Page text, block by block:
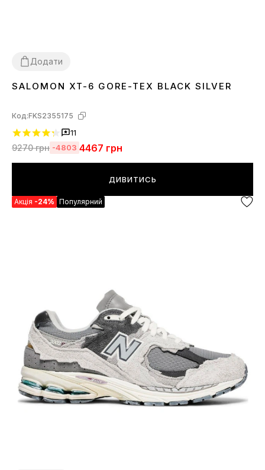
Додати
3637 38 394041 42 43 4445
SALOMON XT-6 GORE-TEX BLACK SILVER
Код:FKS2355175
11
9270грн -4803 4467 грн
ДИВИТИСЬ
Акція -24% Популярний